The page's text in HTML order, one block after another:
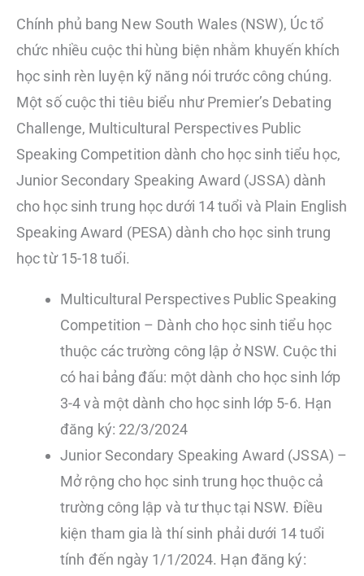
Chính phủ bang New South Wales (NSW), Úc tổ
chức nhiều cuộc thi hùng biện nhằm khuyến khích
học sinh rèn luyện kỹ năng nói trước công chúng.
Một số cuộc thi tiêu biểu như Premier’s Debating
Challenge, Multicultural Perspectives Public
Speaking Competition dành cho học sinh tiểu học,
Junior Secondary Speaking Award (JSSA) dành
cho học sinh trung học dưới 14 tuổi và Plain English
Speaking Award (PESA) dành cho học sinh trung
học từ 15-18 tuổi.
Multicultural Perspectives Public Speaking
Competition – Dành cho học sinh tiểu học
thuộc các trường công lập ở NSW. Cuộc thi
có hai bảng đấu: một dành cho học sinh lớp
3-4 và một dành cho học sinh lớp 5-6. Hạn
đăng ký: 22/3/2024
Junior Secondary Speaking Award (JSSA) –
Mở rộng cho học sinh trung học thuộc cả
trường công lập và tư thục tại NSW. Điều
kiện tham gia là thí sinh phải dưới 14 tuổi
tính đến ngày 1/1/2024. Hạn đăng ký: